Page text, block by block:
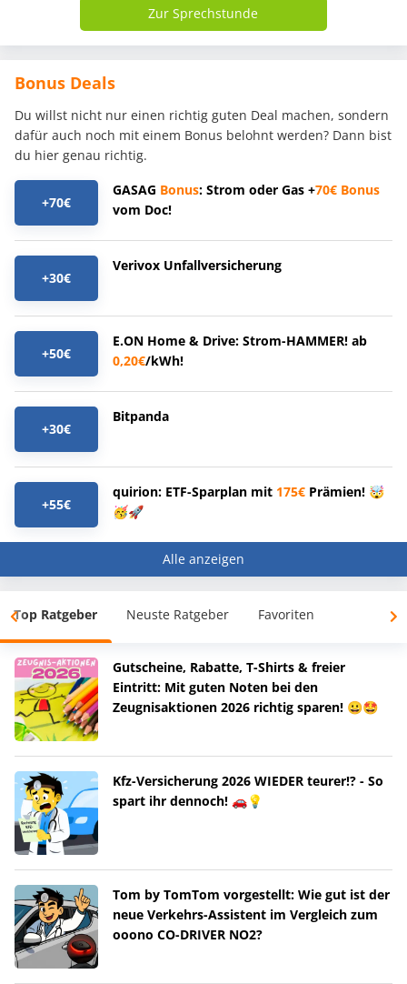
Zur Sprechstunde
Bonus Deals
Du willst nicht nur einen richtig guten Deal machen, sondern
dafür auch noch mit einem Bonus belohnt werden? Dann bist
du hier genau richtig.
+70€
GASAG Bonus: Strom oder Gas +70€ Bonus
vom Doc!
+30€
Verivox Unfallversicherung
+50€
E.ON Home & Drive: Strom-HAMMER! ab
0,20€/kWh!
+30€
Bitpanda
+55€
quirion: ETF-Sparplan mit 175€ Prämien! 🤯
🥳🚀
Alle anzeigen
Top Ratgeber Neuste Ratgeber Favoriten
Gutscheine, Rabatte, T-Shirts & freier
Eintritt: Mit guten Noten bei den
Zeugnisaktionen 2026 richtig sparen! 😀🤩
Kfz-Versicherung 2026 WIEDER teurer!? - So
spart ihr dennoch! 🚗💡
Tom by TomTom vorgestellt: Wie gut ist der
neue Verkehrs-Assistent im Vergleich zum
ooono CO-DRIVER NO2?